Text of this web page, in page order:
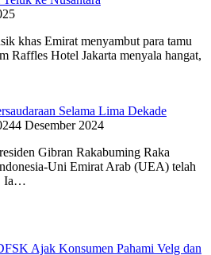
khas Emirat menyambut para tamu
Raffles Hotel Jakarta menyala hangat,
Selama Lima Dekade
4 Desember 2024
Gibran Rakabuming Raka
Uni Emirat Arab (UEA) telah
Ia…